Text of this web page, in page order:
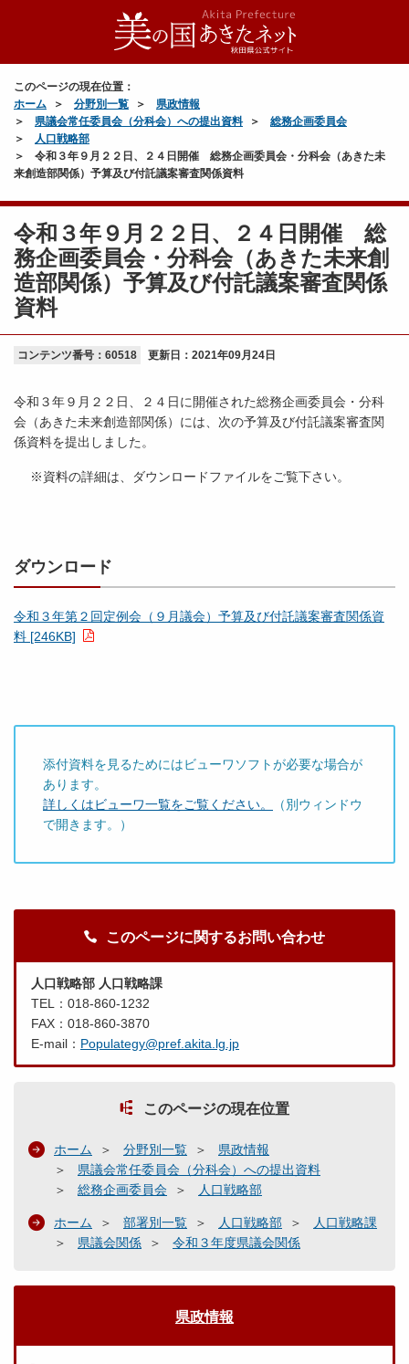
このページの現在位置：
ホーム
分野別一覧
県政情報
県議会常任委員会（分科会）への提出資料
総務企画委員会
人口戦略部
令和３年９月２２日、２４日開催 総務企画委員会・分科会（あきた未
来創造部関係）予算及び付託議案審査関係資料
令和３年９月２２日、２４日開催 総
務企画委員会・分科会（あきた未来創
造部関係）予算及び付託議案審査関係
資料
コンテンツ番号：60518 更新日： 2021年09月24日
令和３年９月２２日、２４日に開催された総務企画委員会・分科
会（あきた未来創造部関係）には、次の予算及び付託議案審査関
係資料を提出しました。
※資料の詳細は、ダウンロードファイルをご覧下さい。
ダウンロード
令和３年第２回定例会（９月議会）予算及び付託議案審査関係資
料 [246KB]
添付資料を見るためにはビューワソフトが必要な場合が
あります。
詳しくはビューワ一覧をご覧ください。
（別ウィンドウ
で開きます。）
このページに関するお問い合わせ
人口戦略部 人口戦略課
TEL：018-860-1232
FAX：018-860-3870
E-mail： Populategy@pref.akita.lg.jp
このページの現在位置
ホーム 分野別一覧
県政情報
県議会常任委員会（分科会）への提出資料
総務企画委員会
人口戦略部
ホーム 部署別一覧 人口戦略部
人口戦略課
県議会関係
令和３年度県議会関係
県政情報